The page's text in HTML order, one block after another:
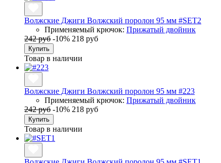
Волжские Джиги Волжский поролон 95 мм #SET2
Применяемый крючок: Прижатый двойник
242 руб -10% 218 руб
Купить
Товар в наличии
Волжские Джиги Волжский поролон 95 мм #223
Применяемый крючок: Прижатый двойник
242 руб -10% 218 руб
Купить
Товар в наличии